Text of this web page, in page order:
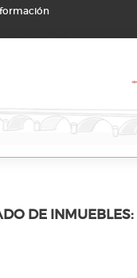
DE